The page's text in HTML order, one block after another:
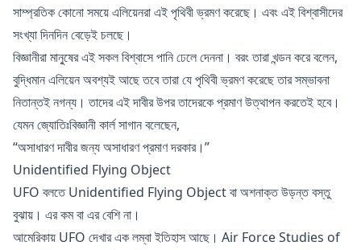
সাম্প্রতিক কোনো সময়ে এলিয়েনরা এই পৃথিবী ভ্রমণ করেছে। এবং এই বিশ্বাসীদের
সংখ্যা দিনদিন বেড়েই চলছে।
বিজ্ঞানীরা মানু্ষের এই সকল বিশ্বাসে পানি ঢেলে দেননা। বরং তারা খন্ডন করে বলেন,
বুদ্ধিমান এলিয়েন অবশ্যই আছে তবে তারা যে পৃথিবী ভ্রমণ করেছে তার সম্ভাবনা
নিতান্তই নগন্য। তাদের এই দাবীর উপর তাদেরকে প্রমাণ উত্থাপন করতেই হবে।
যেমন জ্যোতিঃবিজ্ঞানী কার্ল সাগান বলেছেন,
“অসাধারণ দাবীর জন্য অসাধারণ প্রমাণ দরকার।”
Unidentified Flying Object
UFO বলতে Unidentified Flying Object বা অশনাক্ত উড়ন্ত বস্তু
বুঝায়। এর কম বা এর বেশি না।
আমেরিকায় UFO দেখার এক লম্বা ইতিহাস আছে। Air Force Studies of